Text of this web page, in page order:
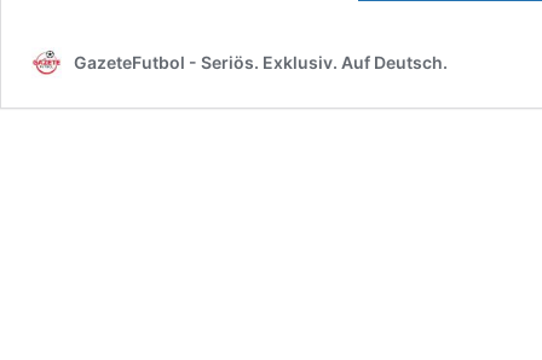
besten
Innenverteidiger
GazeteFutbol - Seriös. Exklusiv. Auf Deutsch.